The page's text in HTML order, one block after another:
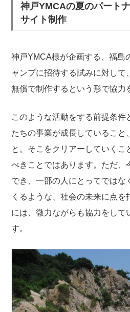
神戸YMCAの夏のパート
サイト制作
神戸YMCA様が企画する、福島
ャンプに招待する試みに対して
無償で制作するという形で協力
このような活動をする前提条件
たちの事業が成長していること
と。そこをクリアーしていくこ
べきことではあります。ただ、
でき、一部の人にとってではな
くるような、社会の未来に点を
には、微力ながらも協力をして
す。